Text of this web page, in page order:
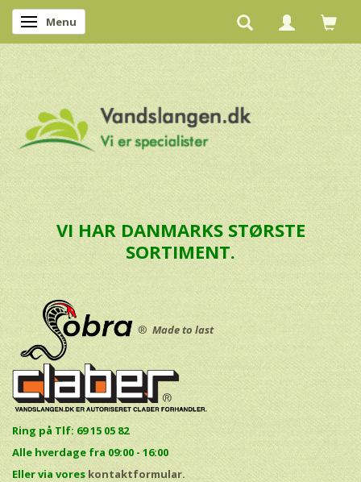
Skifte navigation
Menu
VI HAR DANMARKS STØRSTE
SORTIMENT.
® Made to last
Ring på Tlf: 69 15 05 82
Alle hverdage fra 09:00 - 16:00
Eller via vores kontaktformular.